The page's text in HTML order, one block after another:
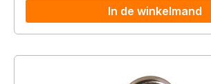
In de winkelmand